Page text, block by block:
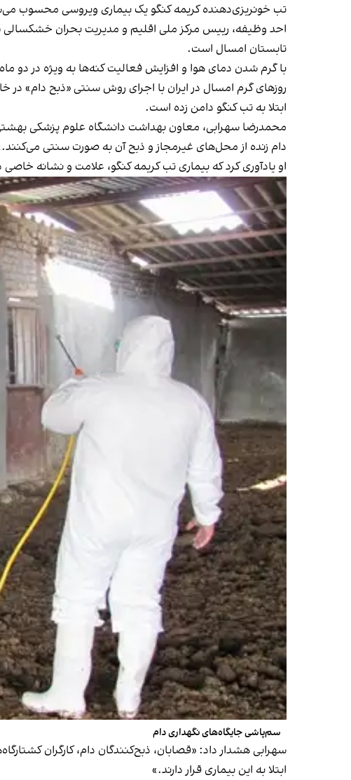
تب خونریزی‌دهنده کریمه کنگو یک بیماری ویروسی محسوب
احد وظیفه، رییس مرکز ملی اقلیم و مدیریت بحران خشکسالی
تابستان امسال است.
با گرم شدن دمای هوا و افزایش فعالیت کنه‌ها به ویژه در دو
روزهای گرم امسال در ایران با اجرای روش سنتی «ذبح دام» در
ابتلا به تب کنگو دامن زده است.
محمدرضا سهرابی، معاون بهداشت دانشگاه علوم پزشکی
دام زنده از محل‌های غیرمجاز و ذبح آن به صورت سنتی
او یادآوری کرد که بیماری تب کریمه کنگو، علامت و نشانه خاصی
سم‌پاشی جایگاه‌های نگهداری دام
سهرابی هشدار داد: «قصابان، ذبح‌کنندگان دام، کارگران
ابتلا به این بیماری قرار دارند.»